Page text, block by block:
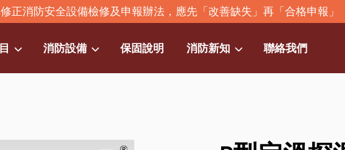
正消防安全設備檢修及申報辦法，應先「改善缺失」再「合格申報」
消防設備 保固說明 消防新知 聯絡我們
繼續購物